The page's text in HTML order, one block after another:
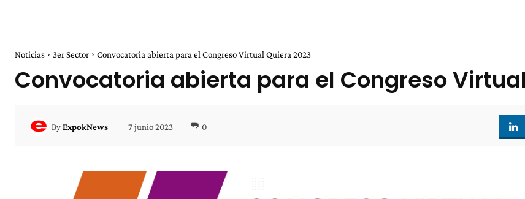
Noticias 3er Sector Convocatoria abierta para el Congreso Virtual Quiera 2023
Convocatoria abierta para el Congreso
ByExpokNews 7 junio 2023 0